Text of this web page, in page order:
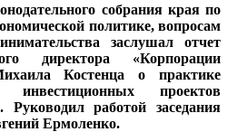
собрания края по
политике, вопросам
заслушал отчет
директора «Корпорации
Костенца о практике
проектов
работой заседания
Ермоленко.